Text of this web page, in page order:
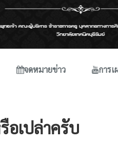
จดหมายข่าว การ
อเปล่าครับ